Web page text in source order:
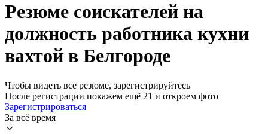
Резюме соискателей на
должность работника кухни
вахтой в Белгороде
Чтобы видеть все резюме, зарегистрируйтесь
После регистрации покажем ещё 21 и откроем фото
Зарегистрироваться
За всё время